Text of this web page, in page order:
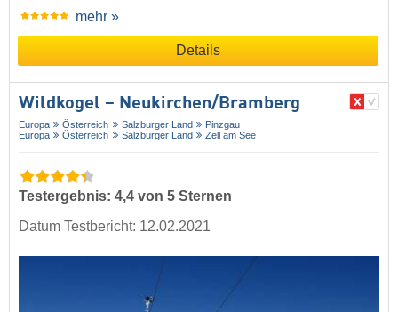
mehr »
Details
Wildkogel – Neukirchen/​Bramberg
Europa Österreich Salzburger Land
Pinzgau
Europa
Österreich Salzburger Land Zell am See
Testergebnis: 4,4 von 5 Sternen
Datum Testbericht: 12.02.2021